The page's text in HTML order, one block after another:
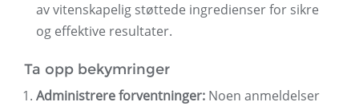
av vitenskapelig støttede ingredienser for sikre
og effektive resultater.
Ta opp bekymringer
Administrere forventninger: Noen anmeldelser